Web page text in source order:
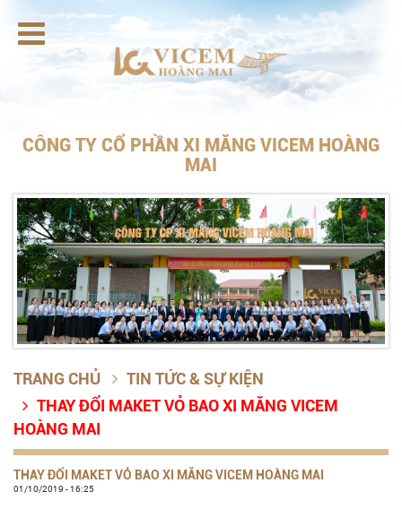

CÔNG TY CỔ PHẦN XI MĂNG VICEM HOÀNG
MAI
TRANG CHỦ  TIN TỨC & SỰ KIỆN
 THAY ĐỔI MAKET VỎ BAO XI MĂNG VICEM
HOÀNG MAI
THAY ĐỔI MAKET VỎ BAO XI MĂNG VICEM HOÀNG MAI
01/10/2019 - 16:25